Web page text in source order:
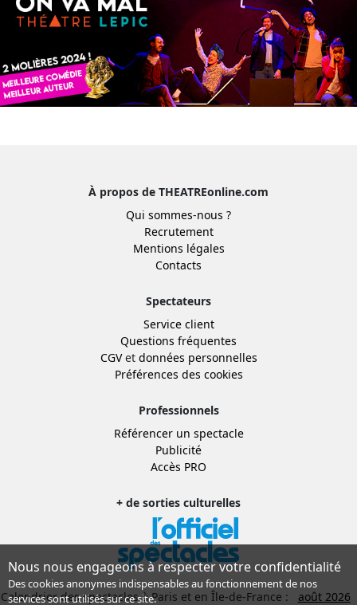
À propos de THEATREonline.com
Qui sommes-nous ?
Recrutement
Mentions légales
Contacts
Spectateurs
Service client
Questions fréquentes
CGVet données personnelles
Préférences des cookies
Professionnels
Référencer un spectacle
Publicité
Accès PRO
+ de sorties culturelles
Calendrier des spectacles à Paris et en Île-de-France : août 2026
Nous nous engageons à respecter votre confidentialité
Des cookies anonymes indispensables au fonctionnement de nos
services sont utilisés sur ce site.